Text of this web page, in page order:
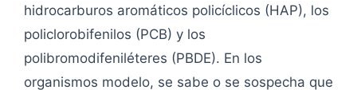
hidrocarburos aromáticos policíclicos (HAP), los
policlorobifenilos (PCB) y los
polibromodifeniléteres (PBDE). En los
organismos modelo, se sabe o se sospecha que